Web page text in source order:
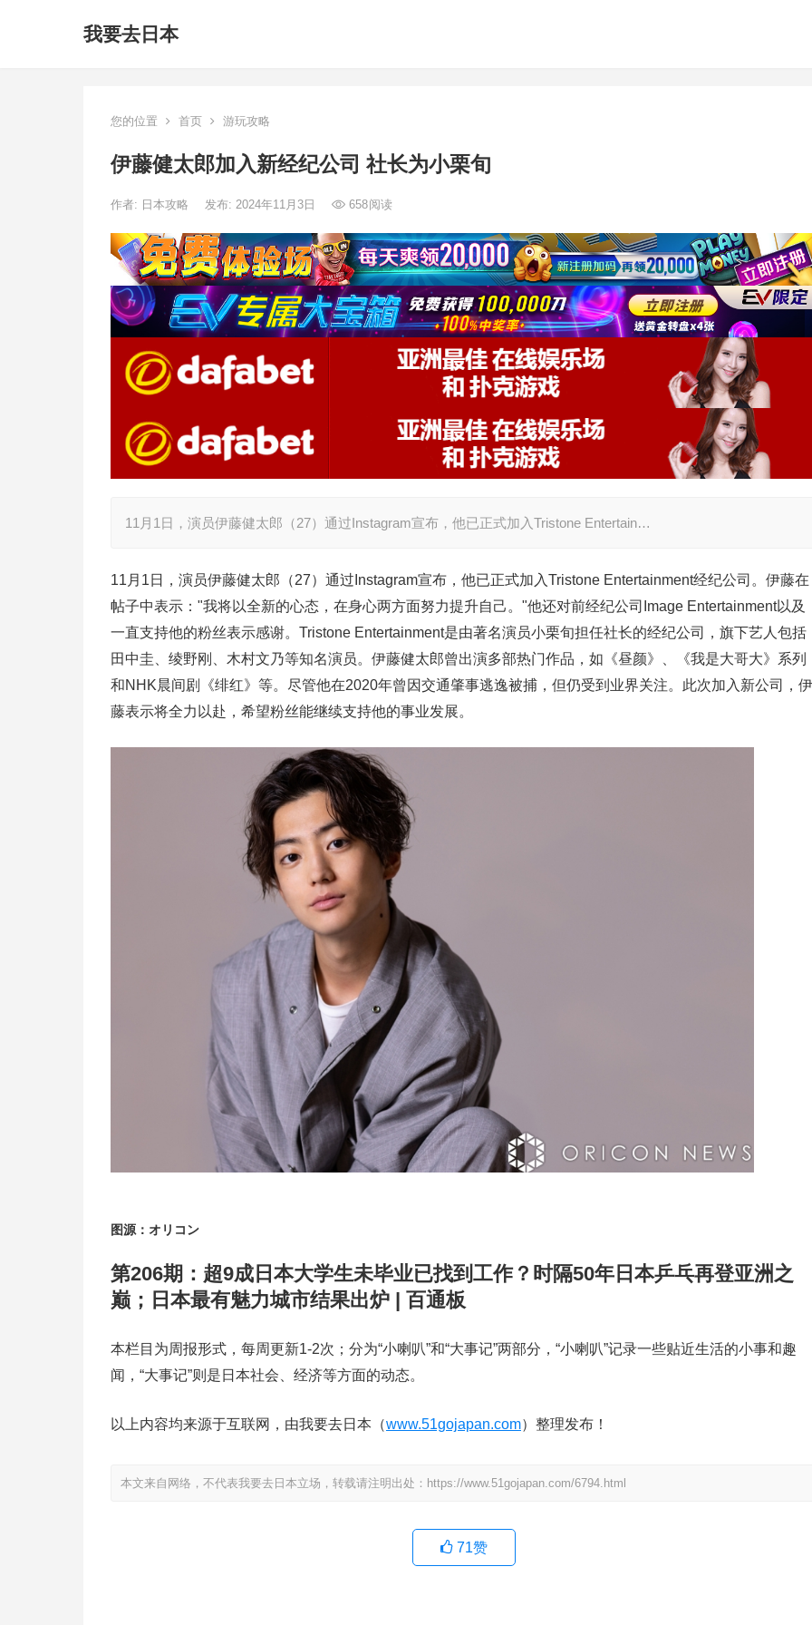
我要去日本
您的位置 首页 游玩攻略
伊藤健太郎加入新经纪公司 社长为小栗旬
作者: 日本攻略 发布: 2024年11月3日 658阅读
11月1日，演员伊藤健太郎（27）通过Instagram宣布，他已正式加入Tristone Entertain…
11月1日，演员伊藤健太郎（27）通过Instagram宣布，他已正式加入Tristone Entertainment经纪公司。伊藤在
帖子中表示："我将以全新的心态，在身心两方面努力提升自己。"他还对前经纪公司Image Entertainment以及
一直支持他的粉丝表示感谢。Tristone Entertainment是由著名演员小栗旬担任社长的经纪公司，旗下艺人包括
田中圭、绫野刚、木村文乃等知名演员。伊藤健太郎曾出演多部热门作品，如《昼颜》、《我是大哥大》系列
和NHK晨间剧《绯红》等。尽管他在2020年曾因交通肇事逃逸被捕，但仍受到业界关注。此次加入新公司，伊
藤表示将全力以赴，希望粉丝能继续支持他的事业发展。
图源：オリコン
第206期：超9成日本大学生未毕业已找到工作？时隔50年日本乒乓再登亚洲之
巅；日本最有魅力城市结果出炉 | 百通板
本栏目为周报形式，每周更新1-2次；分为“小喇叭”和“大事记”两部分，“小喇叭”记录一些贴近生活的小事和趣
闻，“大事记”则是日本社会、经济等方面的动态。
以上内容均来源于互联网，由我要去日本（www.51gojapan.com）整理发布！
本文来自网络，不代表我要去日本立场，转载请注明出处：https://www.51gojapan.com/6794.html
71赞